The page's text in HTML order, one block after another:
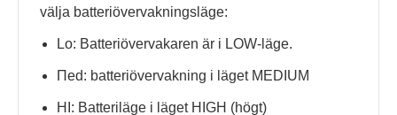
välja batteriövervakningsläge:
Lo: Batteriövervakaren är i LOW-läge.
Πed: batteriövervakning i läget MEDIUM
HI: Batteriläge i läget HIGH (högt)